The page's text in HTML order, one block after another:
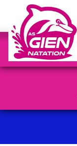
Panneau de gestion des cookies